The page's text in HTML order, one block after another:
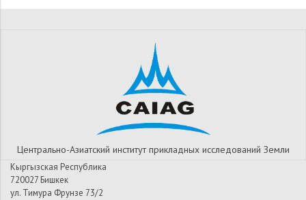
Центрально-Азиатский институт прикладных исследований Земли
Кыргызская Республика
720027 Бишкек
ул. Тимура Фрунзе 73/2